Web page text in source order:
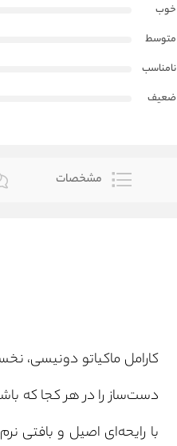
خوب
متوسط
نامناسب
ضعیف
مشخصات
کارامل ماکیاتو دونیسی،
دست‌ساز را در هر کجا که
با رایحه‌ای اصیل و بافتی